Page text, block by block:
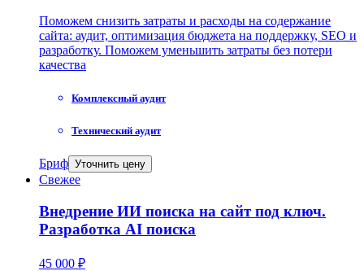
Поможем снизить затраты и расходы на содержание
сайта: аудит, оптимизация бюджета на поддержку, SEO и
разработку. Поможем уменьшить затраты без потери
качества
Комплексный аудит
Технический аудит
Бриф Уточнить цену
Свежее
Внедрение ИИ поиска на сайт под ключ.
Разработка AI поиска
45 000 ₽